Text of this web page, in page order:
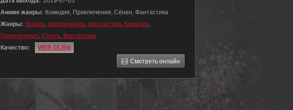
Аниме жанры: Комедия, Приключения, Сёнен, Фантастика
Жанры: боевик, приключения, фантастика, Комедия,
Приключения, Сёнен, Фантастика
Качество:
WEB-DLRip
Смотреть онлайн